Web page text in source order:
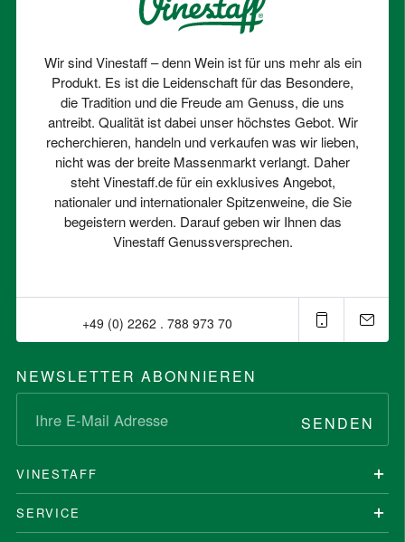
Wir sind Vinestaff – denn Wein ist für uns mehr als ein
Produkt. Es ist die Leidenschaft für das Besondere,
die Tradition und die Freude am Genuss, die uns
antreibt. Qualität ist dabei unser höchstes Gebot. Wir
recherchieren, handeln und verkaufen was wir lieben,
nicht was der breite Massenmarkt verlangt. Daher
steht Vinestaff.de für ein exklusives Angebot,
nationaler und internationaler Spitzenweine, die Sie
begeistern werden. Darauf geben wir Ihnen das
Vinestaff Genussversprechen.
+49 (0) 2262 . 788 973 70⁠
NEWSLETTER ABONNIEREN
SENDEN
VINESTAFF
SERVICE